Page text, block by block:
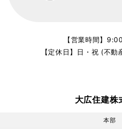
【営業時間】
【定休日】日・祝 (不動
大広住建株
本部